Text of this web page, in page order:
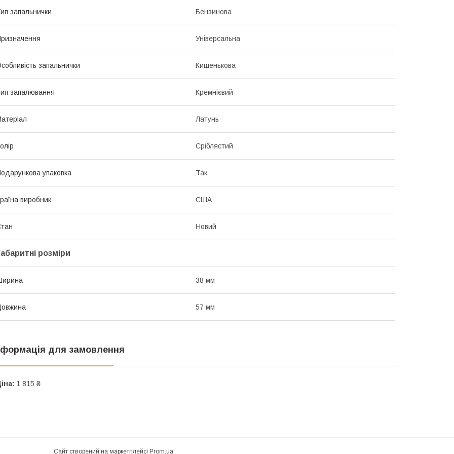
запальнички Бензинова
Універсальна
запальнички Кишенькова
запалювання Кремнієвий
Латунь
Сріблястий
упаковка Так
виробник США
Новий
розміри
38 мм
57 мм
для замовлення
1 815 ₴
Сайт створений на маркетплейсі Prom.ua